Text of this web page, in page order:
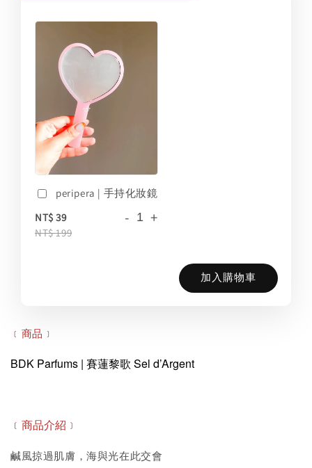
peripera | 手持化妝鏡
NT$ 39
NT$ 199
- +
加入購物車
﹝商品﹞
BDK Parfums | 賽蓮黎歌 Sel d’Argent
﹝商品介紹 ﹞
鹹風掠過肌膚，海與光在此交會